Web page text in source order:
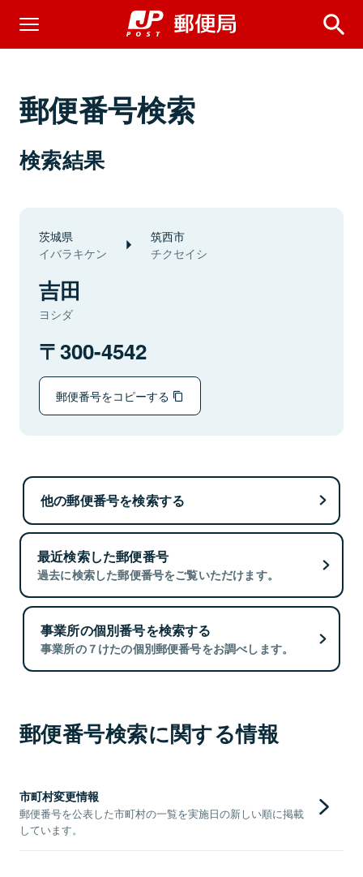
郵便番号検索
検索結果
茨城県
イバラキケン
筑西市
チクセイシ
吉田
ヨシダ
300-4542
郵便番号をコピーする
他の郵便番号を検索する
最近検索した郵便番号
過去に検索した郵便番号をご覧いただけます。
事業所の個別番号を検索する
事業所の７けたの個別郵便番号をお調べします。
郵便番号検索に関する情報
市町村変更情報
郵便番号を公表した市町村の一覧を実施日の新しい順に掲載
しています。